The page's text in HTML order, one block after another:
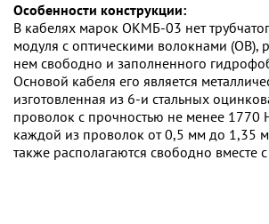
Особенности конструкции:
В кабелях марок ОКМБ-03 нет
модуля с оптическими волокнами (ОВ),
нем свободно и заполненного
Основой кабеля его является
изготовленная из 6-и стальных
проволок с прочностью не менее 1770
каждой из проволок от 0,5 мм до 1,35
также располагаются свободно вместе